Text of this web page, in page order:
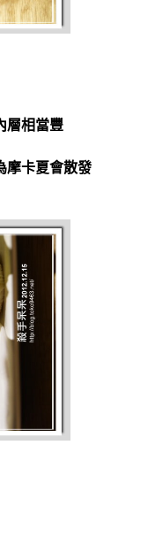
層相當豐
摩卡夏會散發